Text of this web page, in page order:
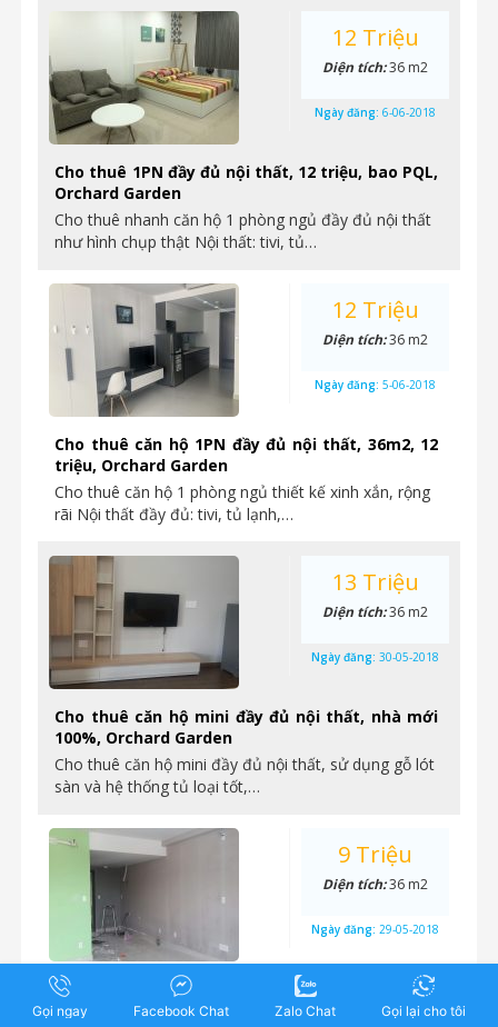
Cho thuê 1PN đầy đủ nội thất, 12 triệu, bao PQL,
Orchard Garden
Cho thuê nhanh căn hộ 1 phòng ngủ đầy đủ nội thất
như hình chụp thật Nội thất: tivi, tủ…
12 Triệu
Diện tích:36 m2
Ngày đăng: 6-06-2018
Cho thuê căn hộ 1PN đầy đủ nội thất, 36m2, 12
triệu, Orchard Garden
Cho thuê căn hộ 1 phòng ngủ thiết kế xinh xắn, rộng
rãi Nội thất đầy đủ: tivi, tủ lạnh,…
12 Triệu
Diện tích:36 m2
Ngày đăng: 5-06-2018
Cho thuê căn hộ mini đầy đủ nội thất, nhà mới
100%, Orchard Garden
Cho thuê căn hộ mini đầy đủ nội thất, sử dụng gỗ lót
sàn và hệ thống tủ loại tốt,…
13 Triệu
Diện tích:36 m2
Ngày đăng: 30-05-2018
Cho thuê officetel nhà hoàn thiện cơ bản, 36m2,
9 triệu, Orchard Garden
9 Triệu
Diện tích:36 m2
Ngày đăng: 29-05-2018
Gọi ngay Facebook Chat Zalo Chat Gọi lại cho tôi